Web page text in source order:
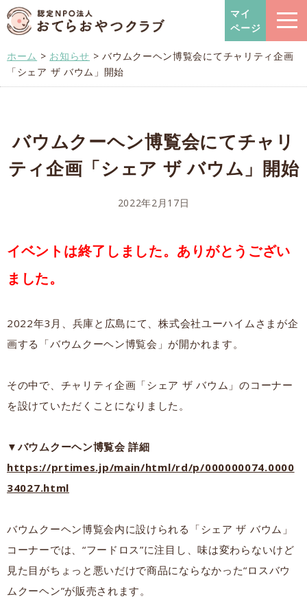
おてらおやつクラブ – たよっ
マイ
ページ
ホーム > お知らせ >バウムクーヘン博覧会にてチャリティ企画
「シェア ザ バウム」開始
バウムクーヘン博覧会にてチャリ
ティ企画「シェア ザ バウム」開始
2022年2月17日
イベントは終了しました。ありがとうござい
ました。
2022年3月、兵庫と広島にて、株式会社ユーハイムさまが企
画する「バウムクーヘン博覧会」が開かれます。
その中で、チャリティ企画「シェア ザ バウム」のコーナー
を設けていただくことになりました。
▼バウムクーヘン博覧会 詳細
https://prtimes.jp/main/html/rd/p/000000074.0000
34027.html
バウムクーヘン博覧会内に設けられる「シェア ザ バウム」
コーナーでは、“フードロス”に注目し、味は変わらないけど
見た目がちょっと悪いだけで商品にならなかった“ロスバウ
ムクーヘン”が販売されます。